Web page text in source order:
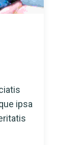
ipsa